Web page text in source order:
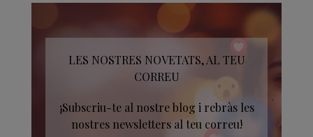
LES NOSTRES NOVETATS, AL TEU
CORREU
¡Subscriu-te al nostre blog i rebràs les
nostres newsletters al teu correu!